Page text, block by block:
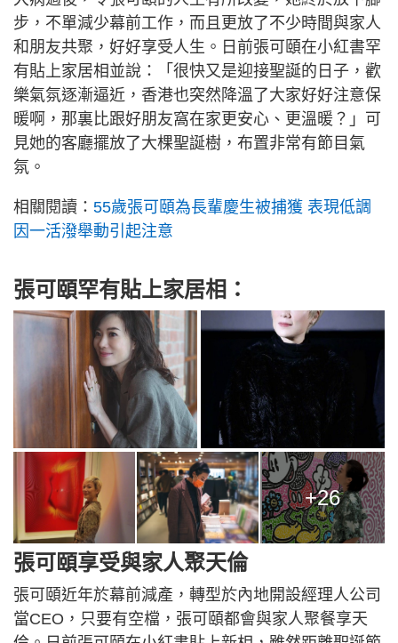
步，不單減少幕前工作，而且更放了不少時間與家人
和朋友共聚，好好享受人生。日前張可頤在小紅書罕
有貼上家居相並說：「很快又是迎接聖誕的日子，歡
樂氣氛逐漸逼近，香港也突然降溫了大家好好注意保
暖啊，那裏比跟好朋友窩在家更安心、更溫暖？」可
見她的客廳擺放了大棵聖誕樹，布置非常有節目氣
氛。
相關閱讀： 55歲張可頤為長輩慶生被捕獲 表現低調
因一活潑舉動引起注意
張可頤罕有貼上家居相：
+26
張可頤享受與家人聚天倫
張可頤近年於幕前減產，轉型於內地開設經理人公司
當CEO，只要有空檔，張可頤都會與家人聚餐享天